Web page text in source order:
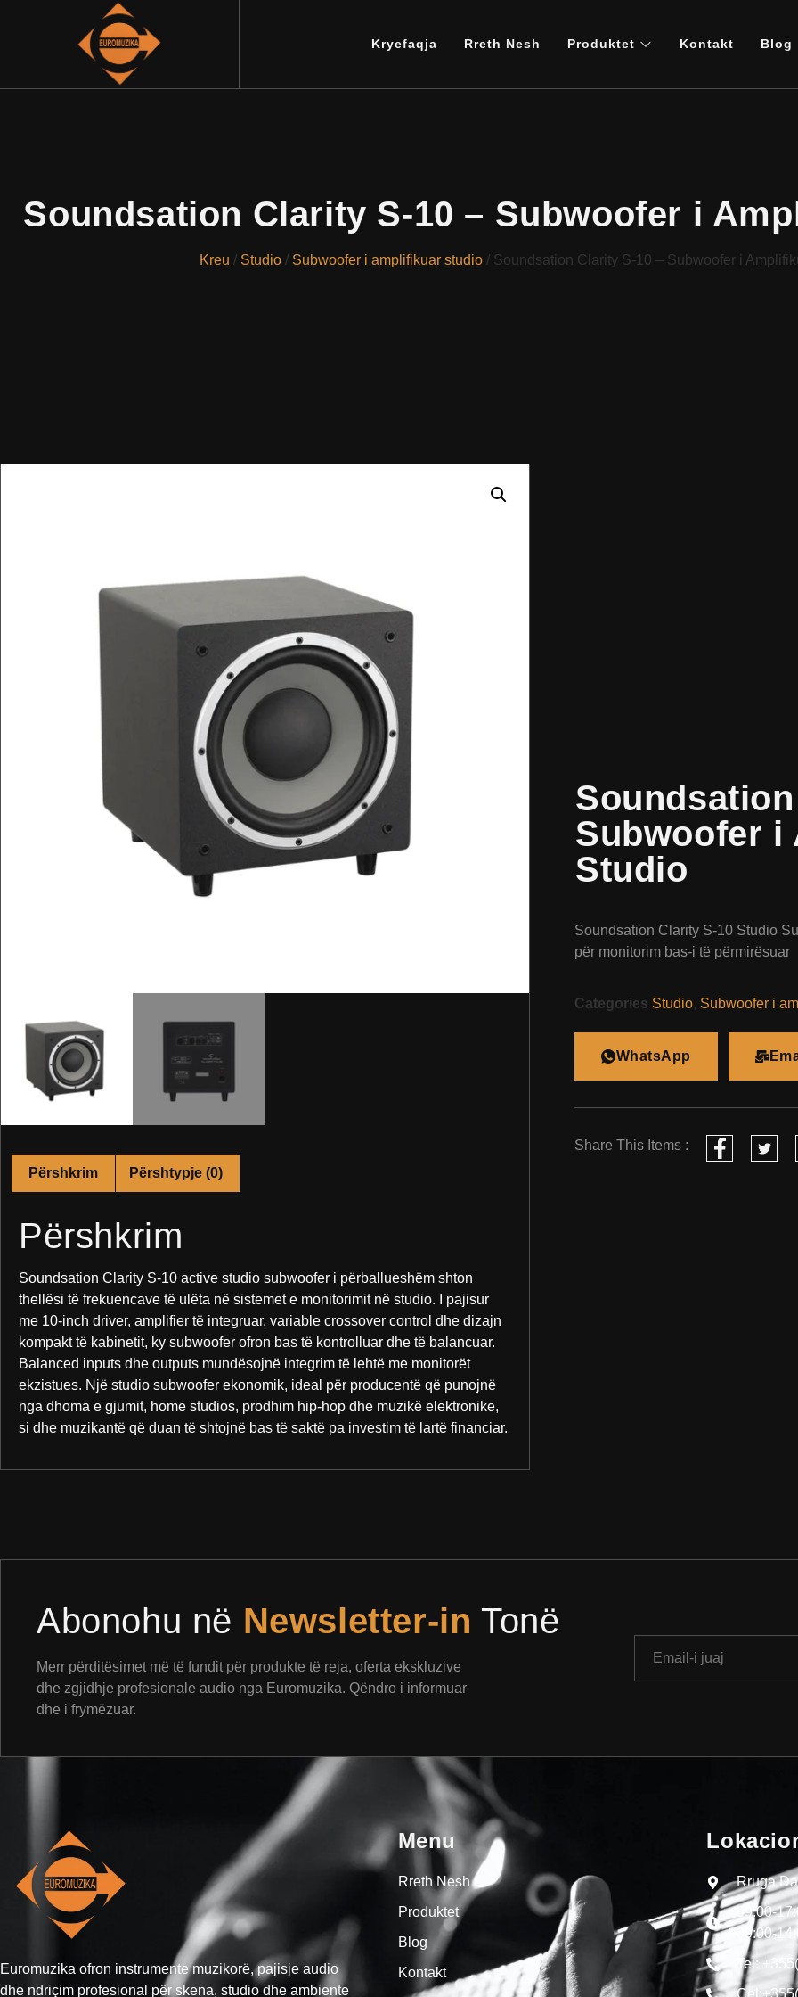
Kryefaqja Rreth Nesh Produktet Kontakt Blog
Soundsation Clarity S-10 – Subwoofer i
Kreu / Studio/ Subwoofer i amplifikuar studio/ Soundsation Clarity S-10 – Subwoofer i
Përshkrim Përshtypje (0)
Përshkrim
Soundsation Clarity S-10 active studio subwoofer i përballueshëm shton
thellësi të frekuencave të ulëta në sistemet e monitorimit në studio. I pajisur
me 10-inch driver, amplifier të integruar, variable crossover control dhe dizajn
kompakt të kabinetit, ky subwoofer ofron bas të kontrolluar dhe të balancuar.
Balanced inputs dhe outputs mundësojnë integrim të lehtë me monitorët
ekzistues. Një studio subwoofer ekonomik, ideal për producentë që punojnë
nga dhoma e gjumit, home studios, prodhim hip-hop dhe muzikë elektronike,
si dhe muzikantë që duan të shtojnë bas të saktë pa investim të lartë financiar.
Subwoofer i
Studio
Soundsation Clarity S-10 Studio
për monitorim bas-i të përmirësuar
Categories Studio, Subwoofer i
WhatsApp
Share This Items :
Abonohu në Newsletter-in Tonë
Merr përditësimet më të fundit për produkte të reja, oferta ekskluzive
dhe zgjidhje profesionale audio nga Euromuzika. Qëndro i informuar
dhe i frymëzuar.
Euromuzika ofron instrumente muzikorë, pajisje audio
dhe ndriçim profesional për skena, studio dhe ambiente
Menu
Rreth Nesh
Produktet
Blog
Kontakt
Rruga
09:00-
09:00-
Tel: